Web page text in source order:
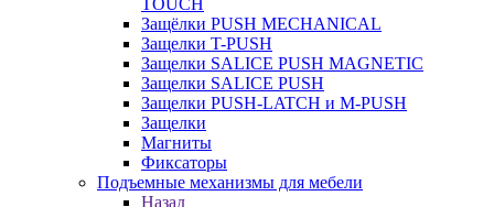
TOUCH
Защёлки PUSH MECHANICAL
Защелки T-PUSH
Защелки SALICE PUSH MAGNETIC
Защелки SALICE PUSH
Защелки PUSH-LATCH и M-PUSH
Защелки
Магниты
Фиксаторы
Подъемные механизмы для мебели
Назад